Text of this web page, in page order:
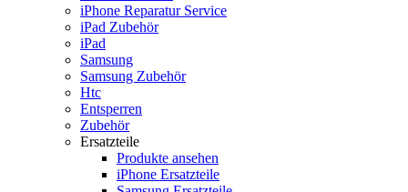
iPhone Reparatur Service
iPad Zubehör
iPad
Samsung
Samsung Zubehör
Htc
Entsperren
Zubehör
Ersatzteile
Produkte ansehen
iPhone Ersatzteile